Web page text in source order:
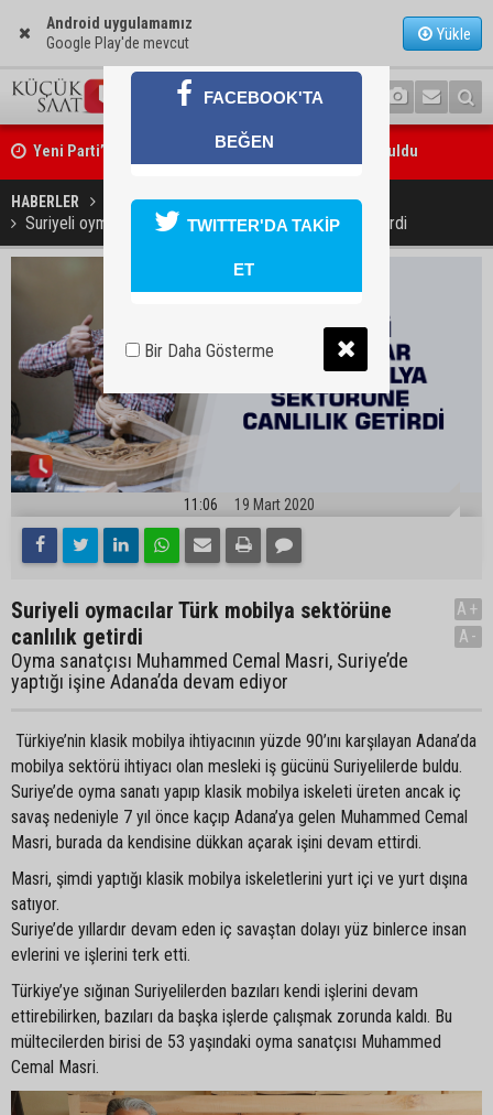
Android uygulamamız
Google Play'de mevcut
Yükle
Yeni Parti’nin Sarıçam ve Karataş teşkilatları oluşturuldu
Feke Belediye Başkanı Cömert Özen, Adana Valisi Mustafa Yavuz’u
ziyaret etti
HABERLER EKONOMİ
Suriyeli oymacılar Türk mobilya sektörüne canlılık getirdi
11:06 19 Mart 2020
Suriyeli oymacılar Türk mobilya sektörüne
canlılık getirdi
Oyma sanatçısı Muhammed Cemal Masri, Suriye’de
yaptığı işine Adana’da devam ediyor
A+
A-
Türkiye’nin klasik mobilya ihtiyacının yüzde 90’ını karşılayan Adana’da
mobilya sektörü ihtiyacı olan mesleki iş gücünü Suriyelilerde buldu.
Suriye’de oyma sanatı yapıp klasik mobilya iskeleti üreten ancak iç
savaş nedeniyle 7 yıl önce kaçıp Adana’ya gelen Muhammed Cemal
Masri, burada da kendisine dükkan açarak işini devam ettirdi.
Masri, şimdi yaptığı klasik mobilya iskeletlerini yurt içi ve yurt dışına
satıyor.
Suriye’de yıllardır devam eden iç savaştan dolayı yüz binlerce insan
evlerini ve işlerini terk etti.
Türkiye’ye sığınan Suriyelilerden bazıları kendi işlerini devam
ettirebilirken, bazıları da başka işlerde çalışmak zorunda kaldı. Bu
mültecilerden birisi de 53 yaşındaki oyma sanatçısı Muhammed
Cemal Masri.
FACEBOOK'TA
BEĞEN
TWITTER'DA TAKİP
ET
Bir Daha Gösterme